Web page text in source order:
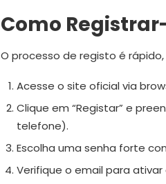
Como
O processo de registo é
Acesse o site oficial via
Clique em “Registar” e
telefone).
Escolha uma senha forte
Verifique o email para